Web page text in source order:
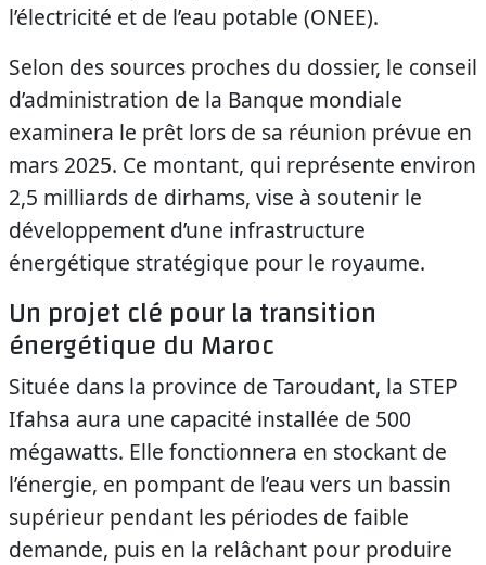
l’électricité et de l’eau potable (ONEE).
Selon des sources proches du dossier, le conseil
d’administration de la Banque mondiale
examinera le prêt lors de sa réunion prévue en
mars 2025. Ce montant, qui représente environ
2,5 milliards de dirhams, vise à soutenir le
développement d’une infrastructure
énergétique stratégique pour le royaume.
Un projet clé pour la transition
énergétique du Maroc
Située dans la province de Taroudant, la STEP
Ifahsa aura une capacité installée de 500
mégawatts. Elle fonctionnera en stockant de
l’énergie, en pompant de l’eau vers un bassin
supérieur pendant les périodes de faible
demande, puis en la relâchant pour produire